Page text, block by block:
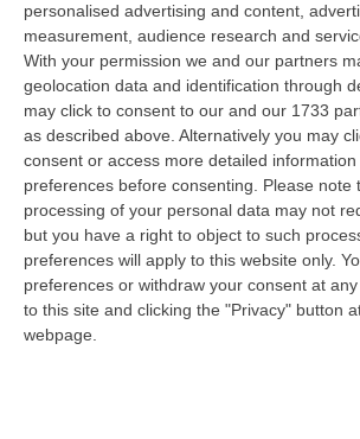
personalised advertising and content,
measurement, audience research and
With your permission we and our partners
geolocation data and identification through
may click to consent to our and our 1733
as described above. Alternatively you may
consent or access more detailed
preferences before consenting.
Please note
processing of your personal data may not
but you have a right to object to such
preferences will apply to this website only.
preferences or withdraw your consent at
to this site and clicking the "Privacy" button
webpage.
Caos Pd Cosenza, l’attacco di
Riformista: le liste non si
della direzione